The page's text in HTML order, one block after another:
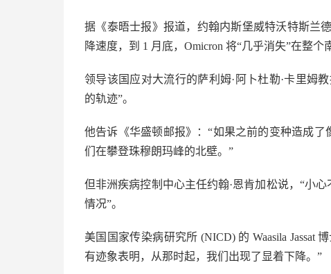
据《泰晤士报》报道，约翰内斯堡威特沃特斯兰
降速度，到 1 月底，Omicron 将“几乎消失”在整个
领导该国应对大流行的萨利姆·阿卜杜勒·卡里姆
的轨迹”。
他告诉《华盛顿邮报》：“如果之前的变种造成
们在攀登珠穆朗玛峰的北壁。”
但非洲疾病控制中心主任约翰·恩肯加松说，“小
情况”。
美国国家传染病研究所 (NICD) 的 Waasila
有迹象表明，从那时起，我们出现了显着下降。”